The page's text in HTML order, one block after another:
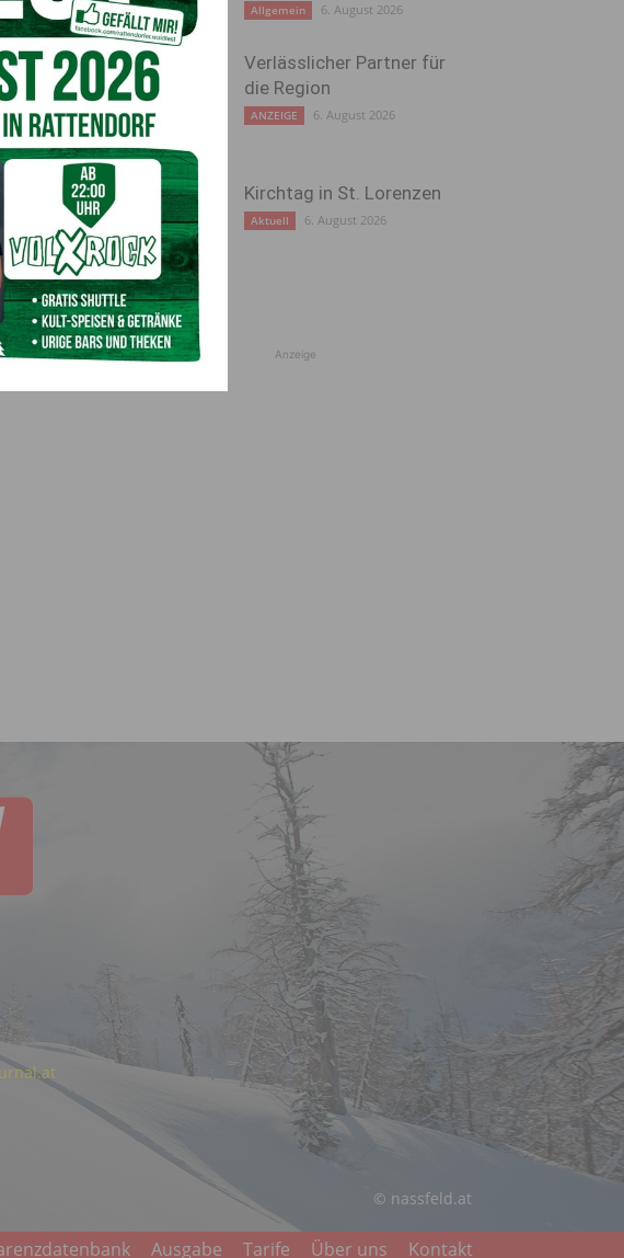
Artikel
Kärnten
Allgemein 6. August 2026
Verlässlicher Partner für
die Region
ANZEIGE 6. August 2026
Kirchtag in St. Lorenzen
Aktuell 6. August 2026
Anzeige
© nassfeld.at
Ausgabe Tarife Über uns Kontakt